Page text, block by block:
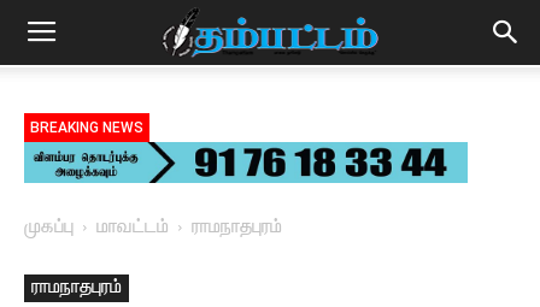
BREAKING NEWS
முகப்பு மாவட்டம் ராமநாதபுரம்
ராமநாதபுரம்